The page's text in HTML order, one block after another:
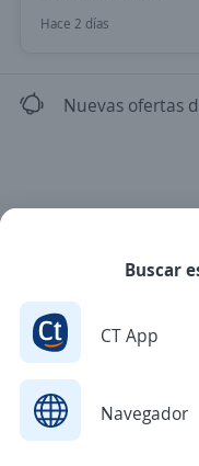
Hace 2 días
Nuevas ofertas
Buscar
CT App
Navegador